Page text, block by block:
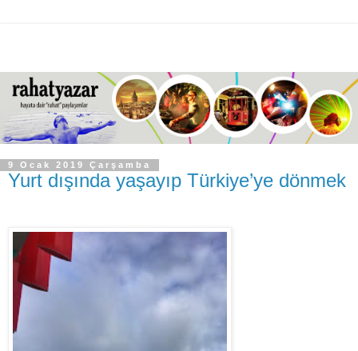
9 Ocak 2019 Çarşamba
Yurt dışında yaşayıp Türkiye’ye dönmek